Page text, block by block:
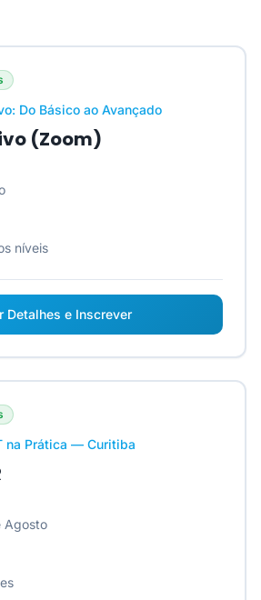
Do Básico ao Avançado
(Zoom)
níveis
Detalhes e Inscrever
na Prática — Curitiba
Agosto